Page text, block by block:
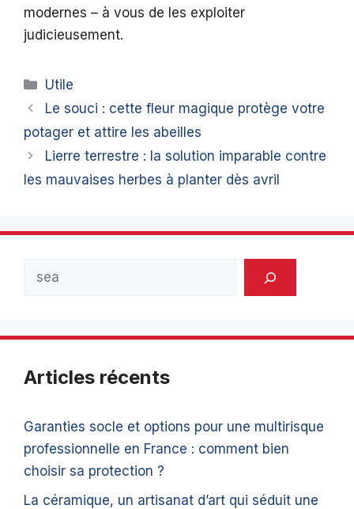
modernes – à vous de les exploiter
judicieusement.
Catégories
Utile
Le souci : cette fleur magique protège votre
potager et attire les abeilles
Lierre terrestre : la solution imparable contre
les mauvaises herbes à planter dès avril
Articles récents
Garanties socle et options pour une multirisque
professionnelle en France : comment bien
choisir sa protection ?
La céramique, un artisanat d’art qui séduit une